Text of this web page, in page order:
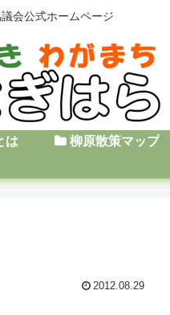
会公式ホームページ
は 柳原散策マップ
2012.08.29